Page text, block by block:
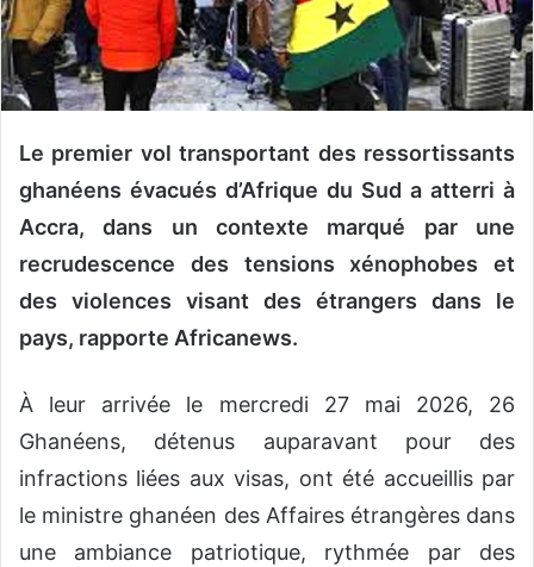
u
n
o
r
r
i
Le premier vol transportant des ressortissants
ghanéens évacués d’Afrique du Sud a atterri à
Accra, dans un contexte marqué par une
recrudescence des tensions xénophobes et
des violences visant des étrangers dans le
pays, rapporte Africanews.
À leur arrivée le mercredi 27 mai 2026, 26
Ghanéens, détenus auparavant pour des
infractions liées aux visas, ont été accueillis par
le ministre ghanéen des Affaires étrangères dans
une ambiance patriotique, rythmée par des